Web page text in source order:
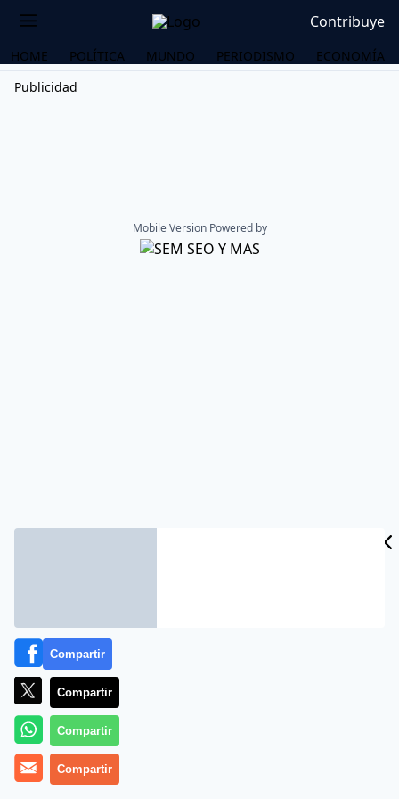
Contribuye
HOME POLÍTICA MUNDO PERIODISMO
ECONOMÍA
Publicidad
Mobile Version Powered by
Compartir
Compartir
Compartir
Compartir